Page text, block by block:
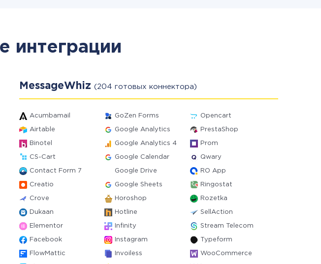
интеграции
MessageWhiz (204 готовых коннектора)
Acumbamail GoZen Forms Opencart
Airtable Google Analytics PrestaShop
Binotel Google Analytics 4 Prom
CS-Cart Google Calendar Qwary
Contact Form 7 Google Drive RO App
Creatio Google Sheets Ringostat
Crove Horoshop Rozetka
Dukaan Hotline SellAction
Elementor Infinity Stream Telecom
Facebook Instagram Typeform
FlowMattic Invoiless WooCommerce